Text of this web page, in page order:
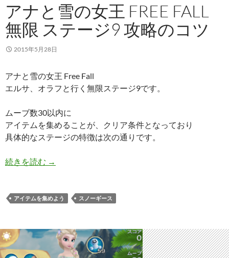
アナと雪の女王 FREE FALL
無限 ステージ9 攻略のコツ
2015年5月28日
アナと雪の女王 Free Fall
エルサ、オラフと行く無限ステージ9です。
ムーブ数30以内に
アイテムを集めることが、クリア条件となっており
具体的なステージの特徴は次の通りです。
続きを読む アナと雪の女王 Free Fall 無限 ステージ9 攻略のコ
→
アイテムを集めよう スノーギース